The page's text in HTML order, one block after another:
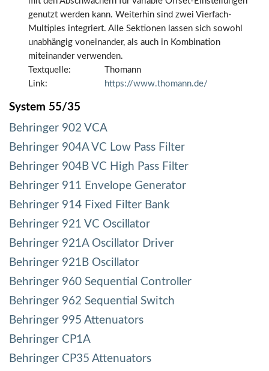
genutzt werden kann. Weiterhin sind zwei Vierfach-
Multiples integriert. Alle Sektionen lassen sich sowohl
unabhängig voneinander, als auch in Kombination
miteinander verwenden.
Textquelle:
Thomann
Link:
https://www.thomann.de/
System 55/35
Behringer 902 VCA
Behringer 904A VC Low Pass Filter
Behringer 904B VC High Pass Filter
Behringer 911 Envelope Generator
Behringer 914 Fixed Filter Bank
Behringer 921 VC Oscillator
Behringer 921A Oscillator Driver
Behringer 921B Oscillator
Behringer 960 Sequential Controller
Behringer 962 Sequential Switch
Behringer 995 Attenuators
Behringer CP1A
Behringer CP35 Attenuators